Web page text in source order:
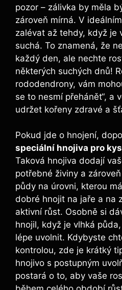
pozor – zálivka by měla
zároveň mírná. V
zalévat až tehdy, když je
suchá. To znamená, že
každý den, ale nechte
některých suchých dnů!
rododendrony, vám
se to nesmí přehánět“, a
udržet kořeny zdravé a
Pokud jde o hnojení,
speciální hnojiva pro
Taková hnojiva dodají
potřebné živiny a
půdy na úrovni, kterou
dobré hnojit na jaře a na
aktivní růst. Osobně si
hnojil, když je vlhká
lépe uvolnit. Kdybyste
kontrolou, zde je krátký
hnojivo s postupným
postará o to, aby vaše